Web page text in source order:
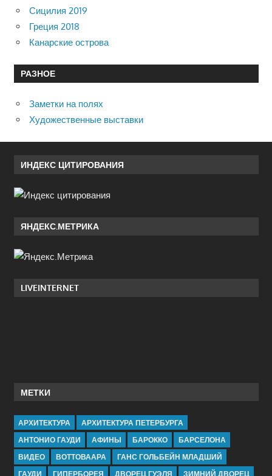
Сицилия 2019
Греция 2018
Канарские острова
РАЗНОЕ
Заметки на полях
Художественные выставки
ИНДЕКС ЦИТИРОВАНИЯ
ЯНДЕКС.МЕТРИКА
LIVEINTERNET
МЕТКИ
АРХИТЕКТУРА
АРХИТЕКТУРА ПЕТЕРБУРГА
АНТОНИО ГАУДИ
АФИНЫ БАРОККО
БАРСЕЛОНА
ВИДЕО
ВОТТОВААРА
ГАНС ГОЛЬБЕЙН МЛАДШИЙ
ГАУДИ
ГИПЕРБОРЕЯ ДВОРЕЦ ГУЭЛЯ ЗИМНИЙ ДВОРЕЦ